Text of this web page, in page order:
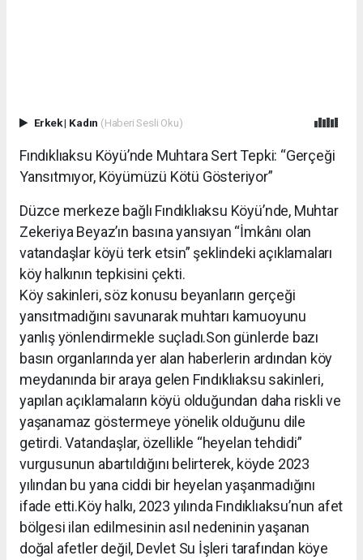
Erkek| Kadın (Haberi Sesli Oku)
Fındıklıaksu Köyü’nde Muhtara Sert Tepki: “Gerçeği
Yansıtmıyor, Köyümüzü Kötü Gösteriyor”
Düzce merkeze bağlı Fındıklıaksu Köyü’nde, Muhtar
Zekeriya Beyaz’ın basına yansıyan “İmkânı olan
vatandaşlar köyü terk etsin” şeklindeki açıklamaları
köy halkının tepkisini çekti.
Köy sakinleri, söz konusu beyanların gerçeği
yansıtmadığını savunarak muhtarı kamuoyunu
yanlış yönlendirmekle suçladı.Son günlerde bazı
basın organlarında yer alan haberlerin ardından köy
meydanında bir araya gelen Fındıklıaksu sakinleri,
yapılan açıklamaların köyü olduğundan daha riskli ve
yaşanamaz göstermeye yönelik olduğunu dile
getirdi. Vatandaşlar, özellikle “heyelan tehdidi”
vurgusunun abartıldığını belirterek, köyde 2023
yılından bu yana ciddi bir heyelan yaşanmadığını
ifade etti.Köy halkı, 2023 yılında Fındıklıaksu’nun afet
bölgesi ilan edilmesinin asıl nedeninin yaşanan
doğal afetler değil, Devlet Su İşleri tarafından köye